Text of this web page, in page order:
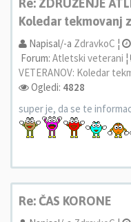
Re: ZDRUŽENJE
Koledar tekmovanj
Napisal/-a ZdravkoC ¦
Forum: Atletski veterani ¦
VETERANOV: Koledar
Ogledi: 4828
super je, da se te
Re: ČAS KORONE